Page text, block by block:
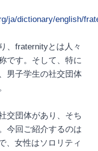
ja/dictionary/english/
、fraternityとは人々
です。そして、特に
男子学生の社交団体
交団体があり、そち
今回ご紹介するのは
、女性はソロリティ